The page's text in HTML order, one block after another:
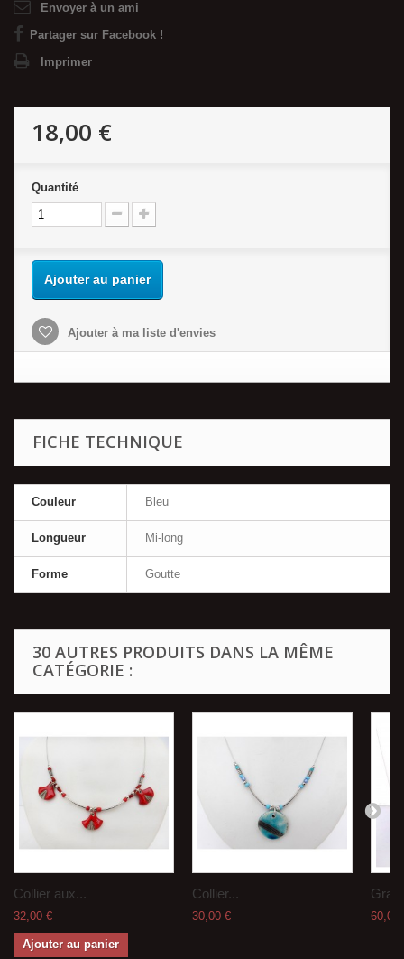
Envoyer à un ami
Partager sur Facebook !
Imprimer
18,00 €
Quantité
Ajouter au panier
Ajouter à ma liste d'envies
FICHE TECHNIQUE
Couleur Bleu
Longueur Mi-long
Forme Goutte
30 AUTRES PRODUITS DANS LA MÊME
CATÉGORIE :
Collier aux...
32,00 €
Ajouter au panier
Collier...
30,00 € 60,00